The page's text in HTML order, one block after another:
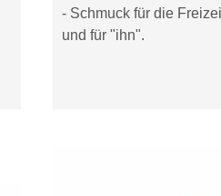
- Schmuck für die
und für "ihn".